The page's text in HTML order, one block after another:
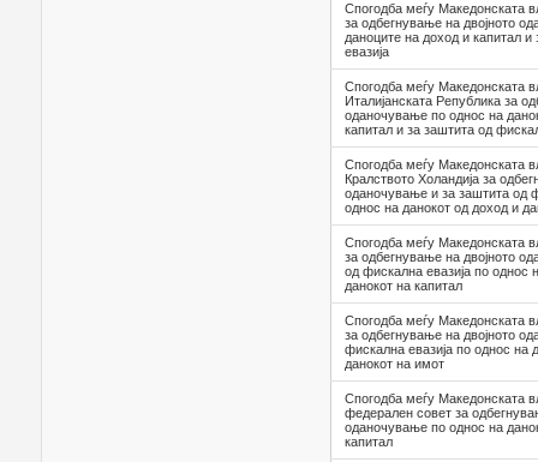
Спогодба меѓу Македонската
за одбегнување на двојното
даноците на доход и капитал
евазија
Спогодба меѓу Македонската
Италијанската Република за
оданочување по однос на
капитал и за заштита од
Спогодба меѓу Македонската
Кралството Холандија за
оданочување и за заштита од
однос на данокот од доход и
Спогодба меѓу Македонската
за одбегнување на двојното
од фискална евазија по однос
данокот на капитал
Спогодба меѓу Македонската
за одбегнување на двојното
фискална евазија по однос на
данокот на имот
Спогодба меѓу Македонската
федерален совет за
оданочување по однос на
капитал